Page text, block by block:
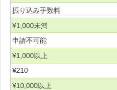
振り込み手数料
¥1,000未満
申請不可能
¥1,000以上
¥210
¥10,000以上